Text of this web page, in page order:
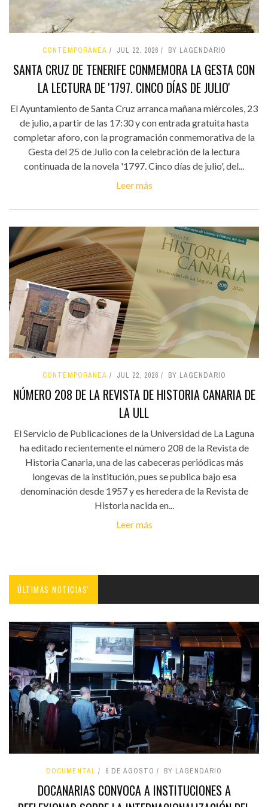
CONTEMPORÁNEA JUL 22, 2026 BY LAGENDARIO
SANTA CRUZ DE TENERIFE CONMEMORA LA GESTA CON
LA LECTURA DE '1797. CINCO DÍAS DE JULIO'
El Ayuntamiento de Santa Cruz arranca mañana miércoles, 23
de julio, a partir de las 17:30 y con entrada gratuita hasta
completar aforo, con la programación conmemorativa de la
Gesta del 25 de Julio con la celebración de la lectura
continuada de la novela '1797. Cinco días de julio', del...
Leer más
CONTEMPORÁNEA JUL 22, 2026 BY LAGENDARIO
NÚMERO 208 DE LA REVISTA DE HISTORIA CANARIA DE
LA ULL
El Servicio de Publicaciones de la Universidad de La Laguna
ha editado recientemente el número 208 de la Revista de
Historia Canaria, una de las cabeceras periódicas más
longevas de la institución, pues se publica bajo esa
denominación desde 1957 y es heredera de la Revista de
Historia nacida en...
Leer más
ÚLTIMAS NOTICIAS'
DOCUMENTAL 6 DE AGOSTO BY LAGENDARIO
DOCANARIAS CONVOCA A INSTITUCIONES A